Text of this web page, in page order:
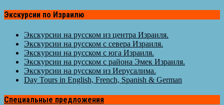
Экскурсии по Израилю
Экскурсии на русском из центра Израиля.
Экскурсии на русском с севера Израиля.
Экскурсии на русском с юга Израиля.
Экскурсии на русском с района Эмек Израиля.
Экскурсии на русском из Иерусалима.
Day Tours in English, French, Spanish & German
Специальные предложения